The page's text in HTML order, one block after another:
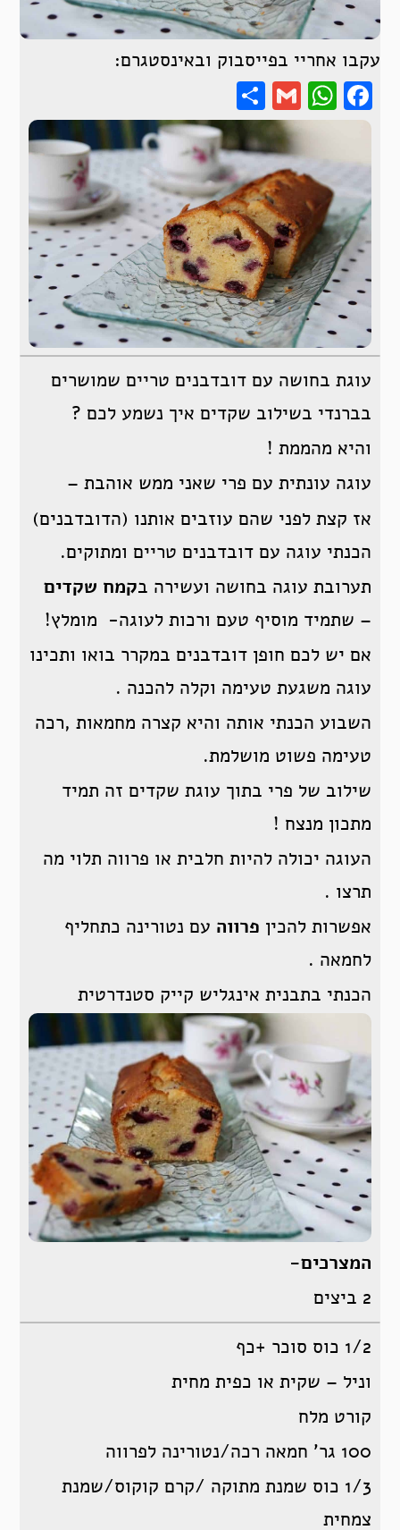
עקבו אחריי בפייסבוק ובאינסטגרם:
Facebook
WhatsApp
Gmail
עוגת בחושה עם דובדבנים טריים שמושרים
בברנדי בשילוב שקדים איך נשמע לכם ?
והיא מהממת !
עוגה עונתית עם פרי שאני ממש אוהבת –
אז קצת לפני שהם עוזבים אותנו (הדובדבנים)
הכנתי עוגה עם דובדבנים טריים ומתוקים.
תערובת עוגה בחושה ועשירה בקמח שקדים
– שתמיד מוסיף טעם ורכות לעוגה- מומלץ!
אם יש לכם חופן דובדבנים במקרר בואו ותכינו
עוגה משגעת טעימה וקלה להכנה .
השבוע הכנתי אותה והיא קצרה מחמאות ,רכה
טעימה פשוט מושלמת.
שילוב של פרי בתוך עוגת שקדים זה תמיד
מתכון מנצח !
העוגה יכולה להיות חלבית או פרווה תלוי מה
תרצו .
אפשרות להכין פרווה עם נטורינה כתחליף
לחמאה .
הכנתי בתבנית אינגליש קייק סטנדרטית
המצרכים-
2 ביצים
1/2 כוס סוכר +כף
וניל – שקית או כפית מחית
קורט מלח
100 גר’ חמאה רכה/נטורינה לפרווה
1/3 כוס שמנת מתוקה /קרם קוקוס/שמנת
צמחית